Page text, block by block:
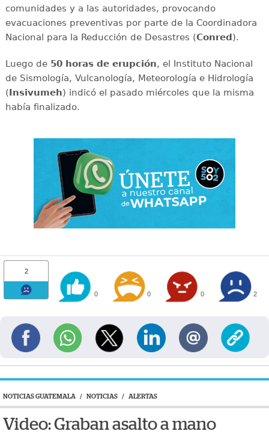
comunidades y a las autoridades, provocando
evacuaciones preventivas por parte de la Coordinadora
Nacional para la Reducción de Desastres (Conred).
Luego de 50 horas de erupción, el Instituto Nacional
de Sismología, Vulcanología, Meteorología e Hidrología
(Insivumeh) indicó el pasado miércoles que la misma
había finalizado.
2
0 0 0 2
NOTICIAS GUATEMALA / NOTICIAS / ALERTAS
Video: Graban asalto a mano